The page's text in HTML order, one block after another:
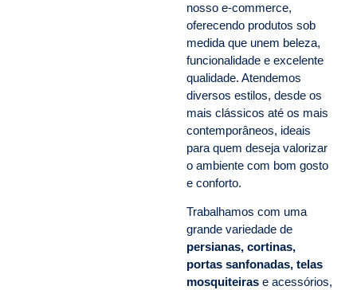
nosso e-commerce,
oferecendo produtos sob
medida que unem beleza,
funcionalidade e excelente
qualidade. Atendemos
diversos estilos, desde os
mais clássicos até os mais
contemporâneos, ideais
para quem deseja valorizar
o ambiente com bom gosto
e conforto.
Trabalhamos com uma
grande variedade de
persianas, cortinas,
portas sanfonadas, telas
mosquiteiras e acessórios,